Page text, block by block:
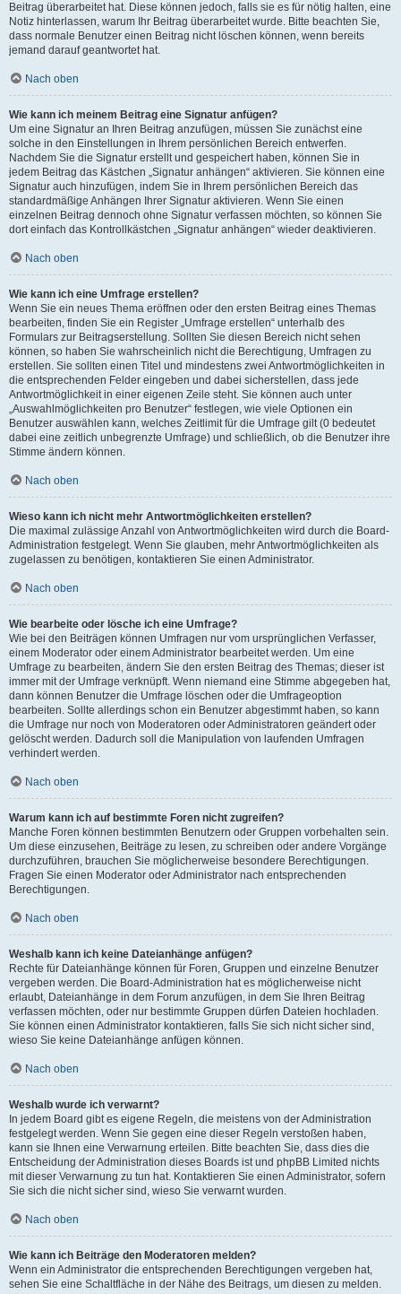
Beitrag überarbeitet hat. Diese können jedoch, falls sie es für nötig halten, eine
Notiz hinterlassen, warum Ihr Beitrag überarbeitet wurde. Bitte beachten Sie,
dass normale Benutzer einen Beitrag nicht löschen können, wenn bereits
jemand darauf geantwortet hat.
Nach oben
Wie kann ich meinem Beitrag eine Signatur anfügen?
Um eine Signatur an Ihren Beitrag anzufügen, müssen Sie zunächst eine
solche in den Einstellungen in Ihrem persönlichen Bereich entwerfen.
Nachdem Sie die Signatur erstellt und gespeichert haben, können Sie in
jedem Beitrag das Kästchen „Signatur anhängen“ aktivieren. Sie können eine
Signatur auch hinzufügen, indem Sie in Ihrem persönlichen Bereich das
standardmäßige Anhängen Ihrer Signatur aktivieren. Wenn Sie einen
einzelnen Beitrag dennoch ohne Signatur verfassen möchten, so können Sie
dort einfach das Kontrollkästchen „Signatur anhängen“ wieder deaktivieren.
Nach oben
Wie kann ich eine Umfrage erstellen?
Wenn Sie ein neues Thema eröffnen oder den ersten Beitrag eines Themas
bearbeiten, finden Sie ein Register „Umfrage erstellen“ unterhalb des
Formulars zur Beitragserstellung. Sollten Sie diesen Bereich nicht sehen
können, so haben Sie wahrscheinlich nicht die Berechtigung, Umfragen zu
erstellen. Sie sollten einen Titel und mindestens zwei Antwortmöglichkeiten in
die entsprechenden Felder eingeben und dabei sicherstellen, dass jede
Antwortmöglichkeit in einer eigenen Zeile steht. Sie können auch unter
„Auswahlmöglichkeiten pro Benutzer“ festlegen, wie viele Optionen ein
Benutzer auswählen kann, welches Zeitlimit für die Umfrage gilt (0 bedeutet
dabei eine zeitlich unbegrenzte Umfrage) und schließlich, ob die Benutzer ihre
Stimme ändern können.
Nach oben
Wieso kann ich nicht mehr Antwortmöglichkeiten erstellen?
Die maximal zulässige Anzahl von Antwortmöglichkeiten wird durch die Board-
Administration festgelegt. Wenn Sie glauben, mehr Antwortmöglichkeiten als
zugelassen zu benötigen, kontaktieren Sie einen Administrator.
Nach oben
Wie bearbeite oder lösche ich eine Umfrage?
Wie bei den Beiträgen können Umfragen nur vom ursprünglichen Verfasser,
einem Moderator oder einem Administrator bearbeitet werden. Um eine
Umfrage zu bearbeiten, ändern Sie den ersten Beitrag des Themas; dieser ist
immer mit der Umfrage verknüpft. Wenn niemand eine Stimme abgegeben hat,
dann können Benutzer die Umfrage löschen oder die Umfrageoption
bearbeiten. Sollte allerdings schon ein Benutzer abgestimmt haben, so kann
die Umfrage nur noch von Moderatoren oder Administratoren geändert oder
gelöscht werden. Dadurch soll die Manipulation von laufenden Umfragen
verhindert werden.
Nach oben
Warum kann ich auf bestimmte Foren nicht zugreifen?
Manche Foren können bestimmten Benutzern oder Gruppen vorbehalten sein.
Um diese einzusehen, Beiträge zu lesen, zu schreiben oder andere Vorgänge
durchzuführen, brauchen Sie möglicherweise besondere Berechtigungen.
Fragen Sie einen Moderator oder Administrator nach entsprechenden
Berechtigungen.
Nach oben
Weshalb kann ich keine Dateianhänge anfügen?
Rechte für Dateianhänge können für Foren, Gruppen und einzelne Benutzer
vergeben werden. Die Board-Administration hat es möglicherweise nicht
erlaubt, Dateianhänge in dem Forum anzufügen, in dem Sie Ihren Beitrag
verfassen möchten, oder nur bestimmte Gruppen dürfen Dateien hochladen.
Sie können einen Administrator kontaktieren, falls Sie sich nicht sicher sind,
wieso Sie keine Dateianhänge anfügen können.
Nach oben
Weshalb wurde ich verwarnt?
In jedem Board gibt es eigene Regeln, die meistens von der Administration
festgelegt werden. Wenn Sie gegen eine dieser Regeln verstoßen haben,
kann sie Ihnen eine Verwarnung erteilen. Bitte beachten Sie, dass dies die
Entscheidung der Administration dieses Boards ist und phpBB Limited nichts
mit dieser Verwarnung zu tun hat. Kontaktieren Sie einen Administrator, sofern
Sie sich die nicht sicher sind, wieso Sie verwarnt wurden.
Nach oben
Wie kann ich Beiträge den Moderatoren melden?
Wenn ein Administrator die entsprechenden Berechtigungen vergeben hat,
sehen Sie eine Schaltfläche in der Nähe des Beitrags, um diesen zu melden.